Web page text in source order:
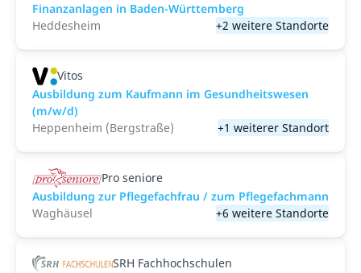
Finanzanlagen in Baden-Württemberg
Heddesheim
+2 weitere Standorte
Vitos
Ausbildung zum Kaufmann im Gesundheitswesen
(m/w/d)
Heppenheim (Bergstraße)
+1 weiterer Standort
Pro seniore
Ausbildung zur Pflegefachfrau / zum Pflegefachmann
Waghäusel
+6 weitere Standorte
SRH Fachhochschulen